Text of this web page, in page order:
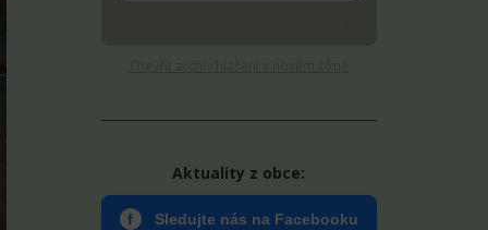
Aktuality z obce:
f Sledujte nás na Facebooku